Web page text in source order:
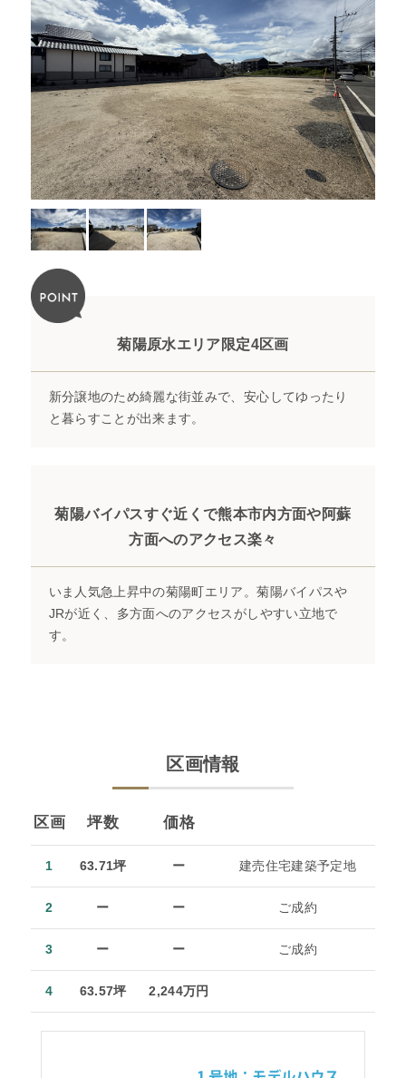
菊陽原水エリア限定4区画
新分譲地のため綺麗な街並みで、安心してゆったり
と暮らすことが出来ます。
菊陽バイパスすぐ近くで熊本市内方面や阿蘇
方面へのアクセス楽々
いま人気急上昇中の菊陽町エリア。菊陽バイパスや
JRが近く、多方面へのアクセスがしやすい立地で
す。
区画情報
区画 坪数 価格
1 63.71坪 ー 建売住宅建築予定地
2 ー ー ご成約
3 ー ー ご成約
4 63.57坪 2,244万円